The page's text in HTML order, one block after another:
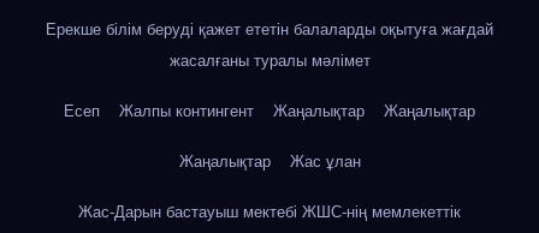
Ерекше білім беруді қажет ететін балаларды оқытуға жағдай
жасалғаны туралы мәлімет
Есеп Жалпы контингент Жаңалықтар Жаңалықтар
Жаңалықтар Жас ұлан
Жас-Дарын бастауыш мектебі ЖШС-нің мемлекеттік